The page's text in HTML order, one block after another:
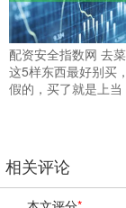
配资安全指数网 去
这5样东西最好别买
假的，买了就是上当
相关评论